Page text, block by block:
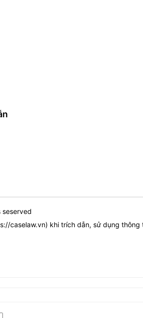
caselaw.vn) khi trích dẫn, sử dụng thông